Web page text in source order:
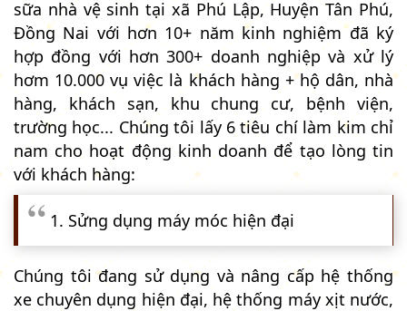
sữa nhà vệ sinh tại xã Phú Lập, Huyện Tân Phú,
Đồng Nai với hơn 10+ năm kinh nghiệm đã ký
hợp đồng với hơn 300+ doanh nghiệp và xử lý
hơm 10.000 vụ việc là khách hàng + hộ dân, nhà
hàng, khách sạn, khu chung cư, bệnh viện,
trường học... Chúng tôi lấy 6 tiêu chí làm kim chỉ
nam cho hoạt động kinh doanh để tạo lòng tin
với khách hàng:
1. Sửng dụng máy móc hiện đại
Chúng tôi đang sử dụng và nâng cấp hệ thống
xe chuyên dụng hiện đại, hệ thống máy xịt nước,